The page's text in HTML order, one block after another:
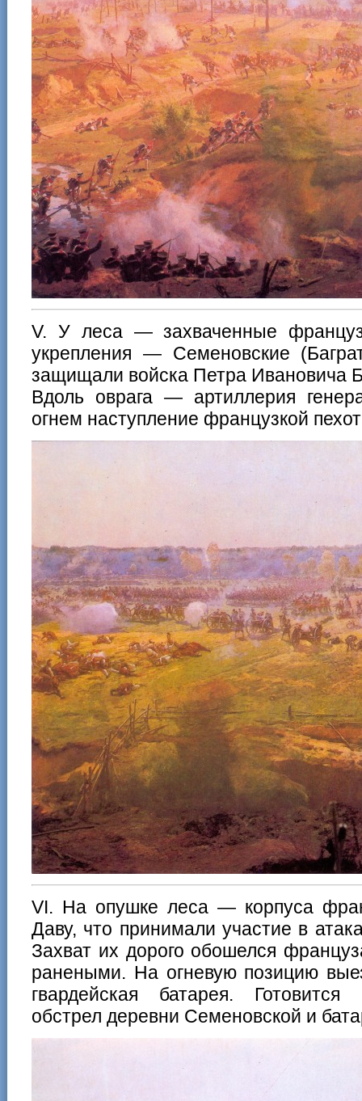
V. У леса — захваченные
укрепления — Семеновские
защищали войска Петра Ивановича
Вдоль оврага — артиллерия
огнем наступление французкой
VI. На опушке леса — корпуса
Даву, что принимали участие в
Захват их дорого обошелся
ранеными. На огневую позицию
гвардейская батарея.
обстрел деревни Семеновской и